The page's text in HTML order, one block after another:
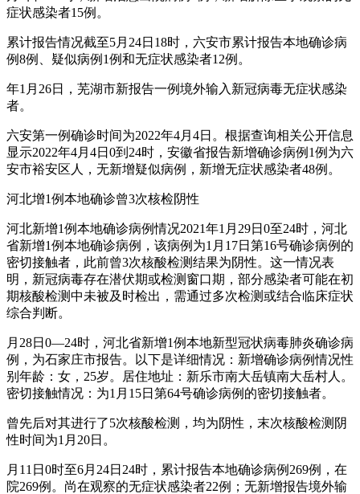
症状感染者15例。
累计报告情况截至5月24日18时，六安市累计报告本地确诊病
例8例、疑似病例1例和无症状感染者12例。
年1月26日，芜湖市新报告一例境外输入新冠病毒无症状感染
者。
六安第一例确诊时间为2022年4月4日。根据查询相关公开信息
显示2022年4月4日0到24时，安徽省报告新增确诊病例1例为六
安市裕安区人，无新增疑似病例，新增无症状感染者48例。
河北增1例本地确诊曾3次核检阴性
河北新增1例本地确诊病例情况2021年1月29日0至24时，河北
省新增1例本地确诊病例，该病例为1月17日第16号确诊病例的
密切接触者，此前曾3次核酸检测结果为阴性。这一情况表
明，新冠病毒存在潜伏期或检测窗口期，部分感染者可能在初
期核酸检测中未被及时检出，需通过多次检测或结合临床症状
综合判断。
月28日0—24时，河北省新增1例本地新型冠状病毒肺炎确诊病
例，为石家庄市报告。以下是详细情况：新增确诊病例情况性
别年龄：女，25岁。居住地址：新乐市南大岳镇南大岳村人。
密切接触情况：为1月15日第64号确诊病例的密切接触者。
曾先后对其进行了5次核酸检测，均为阴性，末次核酸检测阴
性时间为1月20日。
月11日0时至6月24日24时，累计报告本地确诊病例269例，在
院269例。尚在观察的无症状感染者22例；无新增报告境外输